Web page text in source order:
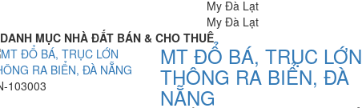
My Đà Lạt
My Đà Lạt
DANH MỤC NHÀ ĐẤT BÁN & CHO THUÊ
103003
MT ĐỔ BÁ, TRỤC LỚN
THÔNG RA BIỂN, ĐÀ
NẴNG